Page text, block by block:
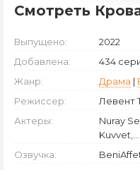
Смотреть
Выпущено:
2022
Добавлена:
434
Жанр:
Драма |
Режиссер:
Левент
Актеры:
Nuray
Kuvvet,...
Озвучка: